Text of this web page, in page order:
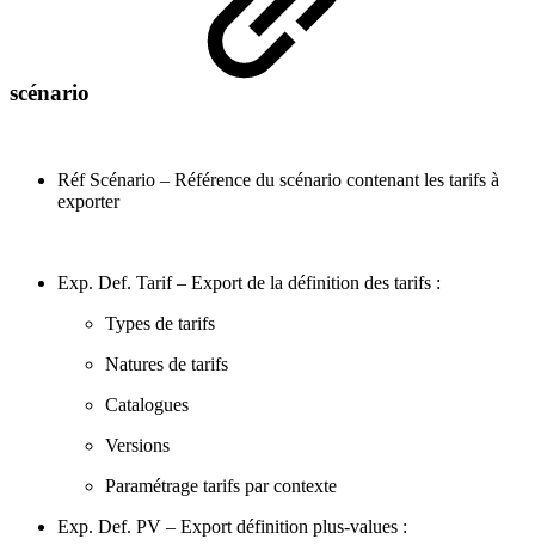
scénario
Réf Scénario – Référence du scénario contenant les tarifs à
exporter
Exp. Def. Tarif – Export de la définition des tarifs :
Types de tarifs
Natures de tarifs
Catalogues
Versions
Paramétrage tarifs par contexte
Exp. Def. PV – Export définition plus-values :